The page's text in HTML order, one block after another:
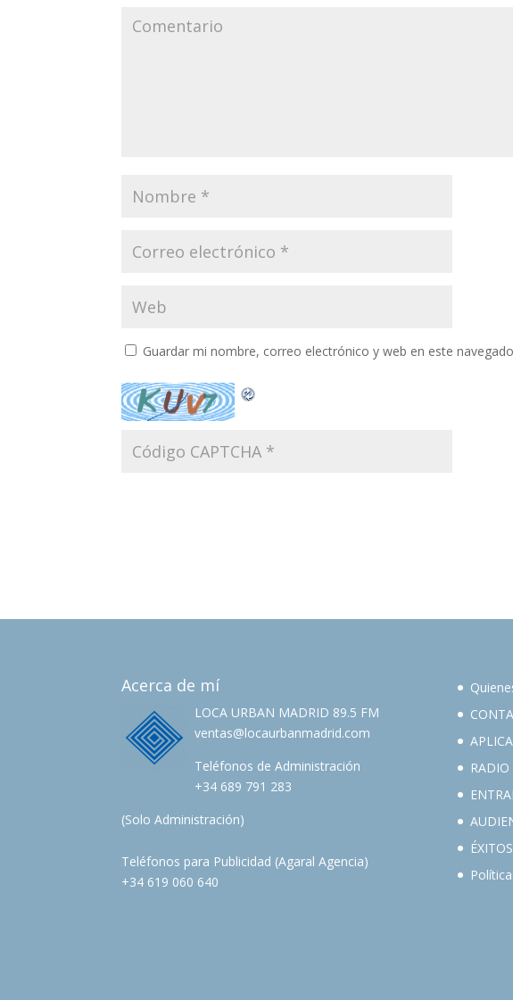
Guardar mi nombre, correo electrónico y web en este
Acerca de mí
LOCA URBAN MADRID 89.5 FM
ventas@locaurbanmadrid.com
Teléfonos de Administración
+34 689 791 283
(Solo Administración)
Teléfonos para Publicidad (Agaral Agencia)
+34 619 060 640
RADIO
ÉXITOS